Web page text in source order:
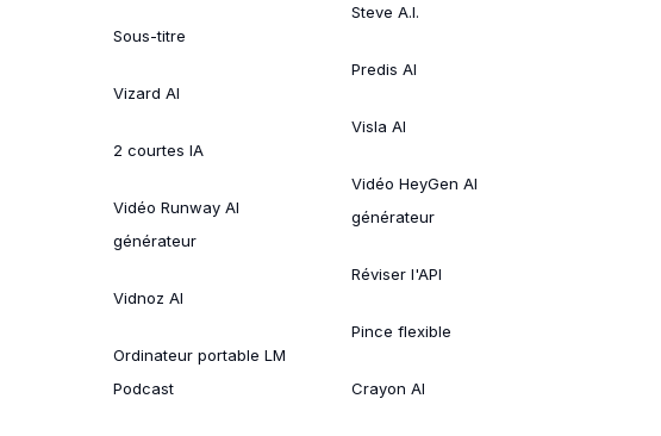
Sous-titre
Vizard AI
2 courtes IA
Vidéo Runway AI
générateur
Vidnoz AI
Ordinateur portable LM
Podcast
Steve A.I.
Predis AI
Visla AI
Vidéo HeyGen AI
générateur
Réviser l'API
Pince flexible
Crayon AI